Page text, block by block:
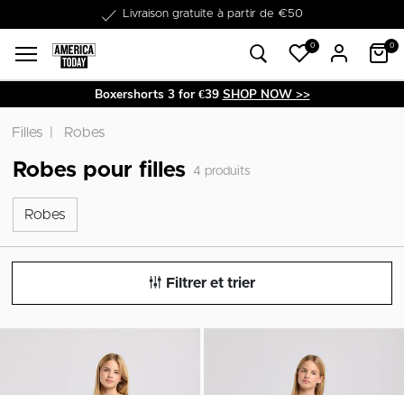
Livraison gratuite à partir de €50
Dans les 1-3 jours livrable
0 0
Boxershorts 3 for €39 SHOP NOW >>
Filles Robes
Robes pour filles 4 produits
Robes
Filtrer et trier